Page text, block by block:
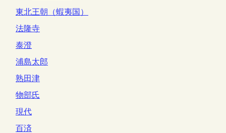
東北王朝（蝦夷国）
法隆寺
泰澄
浦島太郎
熟田津
物部氏
現代
百済